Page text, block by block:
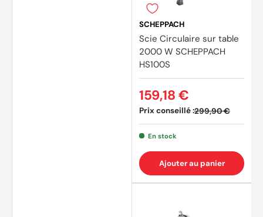
SCHEPPACH
Scie Circulaire sur table
2000 W SCHEPPACH
HS100S
Prix conseillé :299,90 €
159,18 €
En stock
Ajouter au panier